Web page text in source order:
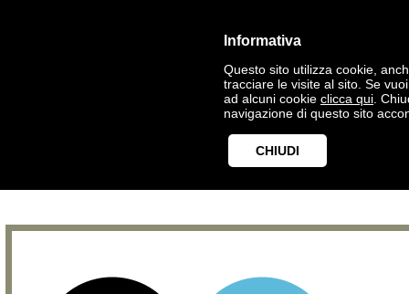
Informativa
Questo sito utilizza cookie,
tracciare le visite al sito. Se
ad alcuni cookie clicca qui .
navigazione di questo sito
CHIUDI